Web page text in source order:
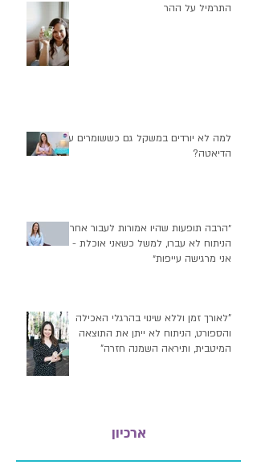
התרמיל על ההר
למה לא יורדים במשקל גם כששומרים על
הדיאטה?
״הרבה תופעות שהיו אמורות לעבור אחרי
הניתוח לא עברו, למשל כשאני אוכלת -
אני מרגישה עייפות״
"לאורך זמן וללא שינוי בהרגלי האכילה
והספורט, הניתוח לא ייתן את התוצאה
המיטבית, ותיראה השמנה חזרה"
ארכיון